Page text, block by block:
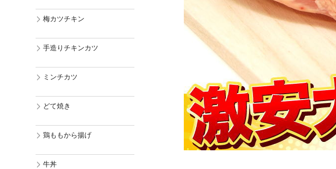
梅カツチキン
手造りチキンカツ
ミンチカツ
どて焼き
鶏ももから揚げ
牛丼